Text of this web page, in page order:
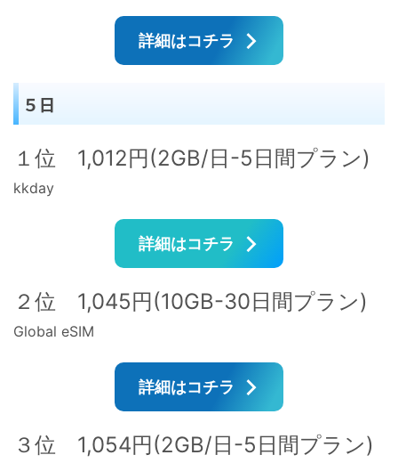
詳細はコチラ
５日
１位 1,012円(2GB/日-5日間プラン)
kkday
詳細はコチラ
２位 1,045円(10GB-30日間プラン)
Global eSIM
詳細はコチラ
３位 1,054円(2GB/日-5日間プラン)